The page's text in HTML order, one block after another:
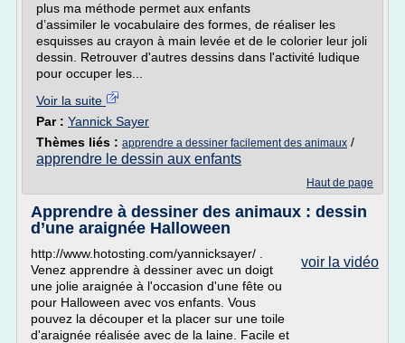
plus ma méthode permet aux enfants
d’assimiler le vocabulaire des formes, de réaliser les
esquisses au crayon à main levée et de le colorier leur joli
dessin. Retrouver d'autres dessins dans l'activité ludique
pour occuper les...
Voir la suite
Par : Yannick Sayer
Thèmes liés : apprendre a dessiner facilement des animaux /
apprendre le dessin aux enfants
Haut de page
Apprendre à dessiner des animaux : dessin
d’une araignée Halloween
voir la vidéo
http://www.hotosting.com/yannicksayer/ .
Venez apprendre à dessiner avec un doigt
une jolie araignée à l'occasion d'une fête ou
pour Halloween avec vos enfants. Vous
pouvez la découper et la placer sur une toile
d'araignée réalisée avec de la laine. Facile et